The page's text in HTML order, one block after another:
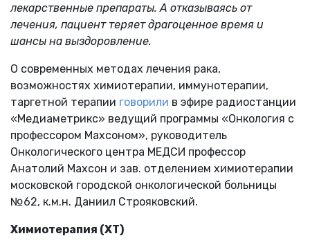
лекарственные препараты. А отказываясь от
лечения, пациент теряет драгоценное время и
шансы на выздоровление.
О современных методах лечения рака,
возможностях химиотерапии, иммунотерапии,
таргетной терапии говорили в эфире радиостанции
«Медиаметрикс» ведущий программы «Онкология с
профессором Махсоном», руководитель
Онкологического центра МЕДСИ профессор
Анатолий Махсон и зав. отделением химиотерапии
московской городской онкологической больницы
№62, к.м.н. Даниил Строяковский.
Химиотерапия (ХТ)